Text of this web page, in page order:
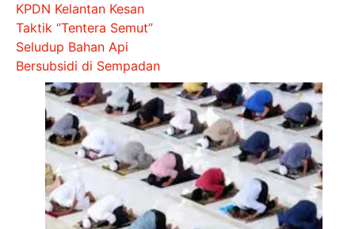
KPDN Kelantan Kesan
Taktik “Tentera Semut”
Seludup Bahan Api
Bersubsidi di Sempadan